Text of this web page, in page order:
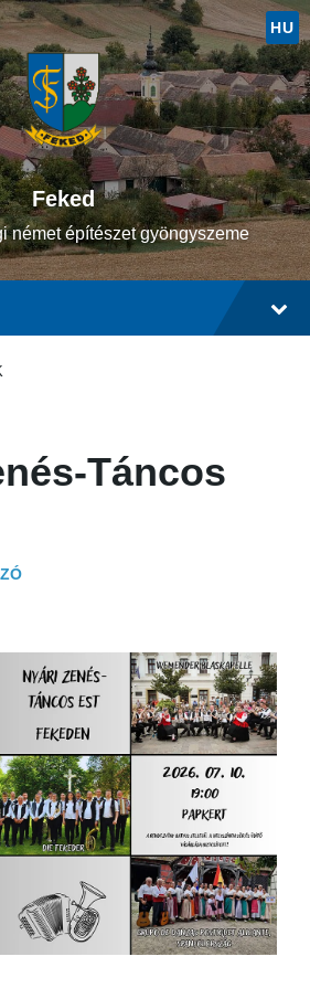
HU
Feked
német építészet gyöngyszeme
Táncos